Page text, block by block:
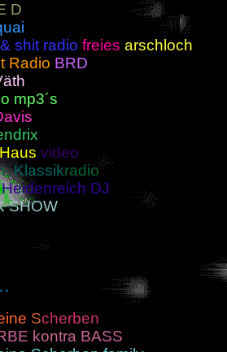
D
shit radio freies arschloch
Radio BRD
mp3´s
video
Klassikradio
DJ
SHOW
Scherben
kontra BASS